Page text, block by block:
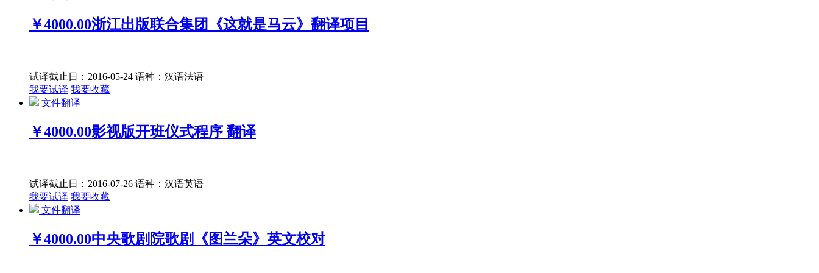
￥4000.00浙江出版联合集团《这就是马云》翻译项目
试译截止日：2016-05-24 语种：汉语法语
我要试译 我要收藏
文件翻译
￥4000.00影视版开班仪式程序 翻译
试译截止日：2016-07-26 语种：汉语英语
我要试译 我要收藏
文件翻译
￥4000.00中央歌剧院歌剧《图兰朵》英文校对